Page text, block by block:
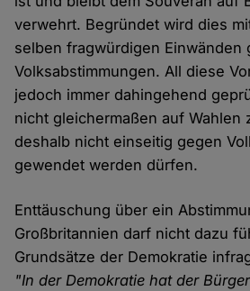
verwehrt. Begründet wird dies
selben fragwürdigen Einwänden
Volksabstimmungen. All diese
jedoch immer dahingehend
nicht gleichermaßen auf Wahlen
deshalb nicht einseitig gegen
gewendet werden dürfen.
Enttäuschung über ein
Großbritannien darf nicht dazu
Grundsätze der Demokratie
"In der Demokratie hat der